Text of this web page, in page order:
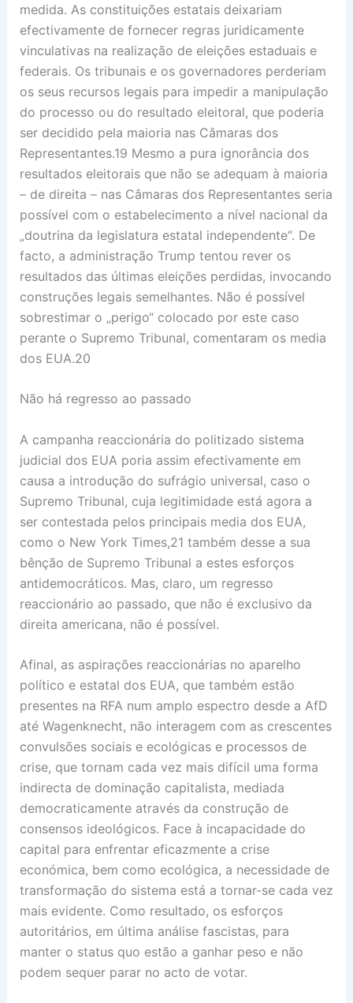
medida. As constituições estatais deixariam
efectivamente de fornecer regras juridicamente
vinculativas na realização de eleições estaduais e
federais. Os tribunais e os governadores perderiam
os seus recursos legais para impedir a manipulação
do processo ou do resultado eleitoral, que poderia
ser decidido pela maioria nas Câmaras dos
Representantes.19 Mesmo a pura ignorância dos
resultados eleitorais que não se adequam à maioria
– de direita – nas Câmaras dos Representantes seria
possível com o estabelecimento a nível nacional da
„doutrina da legislatura estatal independente“. De
facto, a administração Trump tentou rever os
resultados das últimas eleições perdidas, invocando
construções legais semelhantes. Não é possível
sobrestimar o „perigo“ colocado por este caso
perante o Supremo Tribunal, comentaram os media
dos EUA.20
Não há regresso ao passado
A campanha reaccionária do politizado sistema
judicial dos EUA poria assim efectivamente em
causa a introdução do sufrágio universal, caso o
Supremo Tribunal, cuja legitimidade está agora a
ser contestada pelos principais media dos EUA,
como o New York Times,21 também desse a sua
bênção de Supremo Tribunal a estes esforços
antidemocráticos. Mas, claro, um regresso
reaccionário ao passado, que não é exclusivo da
direita americana, não é possível.
Afinal, as aspirações reaccionárias no aparelho
político e estatal dos EUA, que também estão
presentes na RFA num amplo espectro desde a AfD
até Wagenknecht, não interagem com as crescentes
convulsões sociais e ecológicas e processos de
crise, que tornam cada vez mais difícil uma forma
indirecta de dominação capitalista, mediada
democraticamente através da construção de
consensos ideológicos. Face à incapacidade do
capital para enfrentar eficazmente a crise
económica, bem como ecológica, a necessidade de
transformação do sistema está a tornar-se cada vez
mais evidente. Como resultado, os esforços
autoritários, em última análise fascistas, para
manter o status quo estão a ganhar peso e não
podem sequer parar no acto de votar.